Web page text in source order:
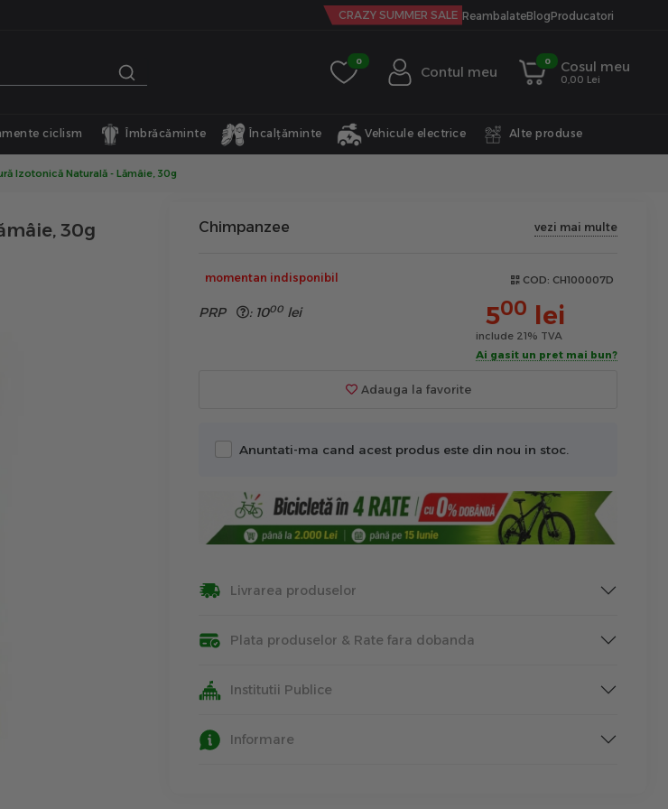
CRAZY SUMMER SALE ReambalateBlogProducatori
0
Contul meu
0 Cosul meu
0,00 Lei
ciclism Îmbrăcăminte Încalțăminte Vehicule electrice Alte produse
Izotonică Naturală - Lămâie, 30g
30g Chimpanzee vezi mai multe
momentan indisponibil COD: CH100007D
PRP : 1000 lei 500 lei
include 21% TVA
Ai gasit un pret mai bun?
Adauga la favorite
Anuntati-ma cand acest produs este din nou in stoc.
Livrarea produselor
Plata produselor & Rate fara dobanda
Institutii Publice
Informare